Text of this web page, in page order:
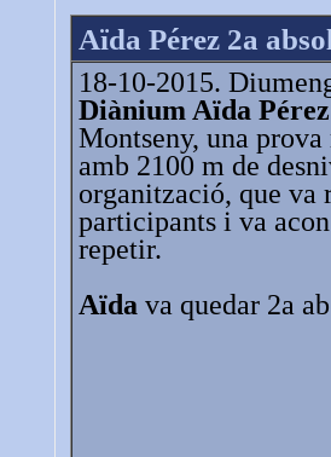
Aïda Pérez 2a
18-10-2015.
Diànium Aïda Pérez
Montseny, una
amb 2100 m de
organització, que va
participants i va
repetir.
Aïda va quedar 2a